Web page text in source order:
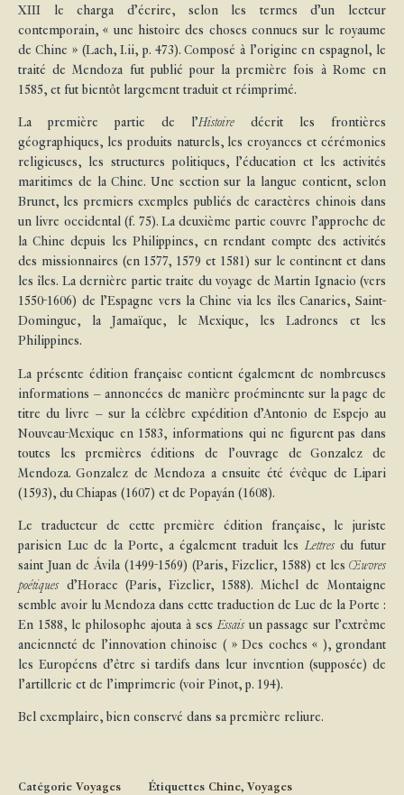
XIII le charga d’écrire, selon les termes d’un lecteur
contemporain, « une histoire des choses connues sur le royaume
de Chine » (Lach, I.ii, p. 473). Composé à l’origine en espagnol, le
traité de Mendoza fut publié pour la première fois à Rome en
1585, et fut bientôt largement traduit et réimprimé.
La première partie de l’Histoire décrit les frontières
géographiques, les produits naturels, les croyances et cérémonies
religieuses, les structures politiques, l’éducation et les activités
maritimes de la Chine. Une section sur la langue contient, selon
Brunet, les premiers exemples publiés de caractères chinois dans
un livre occidental (f. 75). La deuxième partie couvre l’approche de
la Chine depuis les Philippines, en rendant compte des activités
des missionnaires (en 1577, 1579 et 1581) sur le continent et dans
les îles. La dernière partie traite du voyage de Martin Ignacio (vers
1550-1606) de l’Espagne vers la Chine via les îles Canaries, Saint-
Domingue, la Jamaïque, le Mexique, les Ladrones et les
Philippines.
La présente édition française contient également de nombreuses
informations – annoncées de manière proéminente sur la page de
titre du livre – sur la célèbre expédition d’Antonio de Espejo au
Nouveau-Mexique en 1583, informations qui ne figurent pas dans
toutes les premières éditions de l’ouvrage de Gonzalez de
Mendoza. Gonzalez de Mendoza a ensuite été évêque de Lipari
(1593), du Chiapas (1607) et de Popayán (1608).
Le traducteur de cette première édition française, le juriste
parisien Luc de la Porte, a également traduit les Lettresdu futur
saint Juan de Ávila (1499-1569) (Paris, Fizelier, 1588) et les Œuvres
poétiques d’Horace (Paris, Fizelier, 1588). Michel de Montaigne
semble avoir lu Mendoza dans cette traduction de Luc de la Porte :
En 1588, le philosophe ajouta à ses Essais un passage sur l’extrême
ancienneté de l’innovation chinoise ( » Des coches « ), grondant
les Européens d’être si tardifs dans leur invention (supposée) de
l’artillerie et de l’imprimerie (voir Pinot, p. 194).
Bel exemplaire, bien conservé dans sa première reliure.
Catégorie Voyages Étiquettes Chine, Voyages